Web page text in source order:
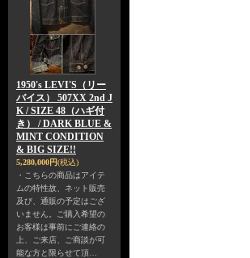
1950's LEVI'S（リー
バイス） 507XX 2nd J
K / SIZE 48（ハギ付
き） / DARK BLUE &
MINT CONDITION
& BIG SIZE!!
5,280,000円(税込)
・こちらの商品はアイテ
ムの特性故、ネット販売
及び、通販の予定はござ
いません。ご購入希望の
お客様は事前にご連絡の
上、ご来店、ご商談が可
能な方と限らせて頂…